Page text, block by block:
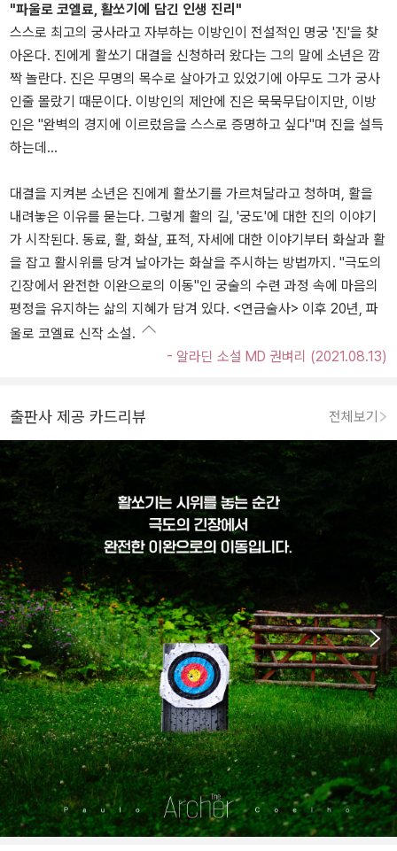
"파울로 코엘료, 활쏘기에 담긴 인생 진리"
스스로 최고의 궁사라고 자부하는 이방인이 전설적인 명궁 '진'을 찾
아온다. 진에게 활쏘기 대결을 신청하러 왔다는 그의 말에 소년은 깜
짝 놀란다. 진은 무명의 목수로 살아가고 있었기에 아무도 그가 궁사
인줄 몰랐기 때문이다. 이방인의 제안에 진은 묵묵무답이지만, 이방
인은 "완벽의 경지에 이르렀음을 스스로 증명하고 싶다"며 진을 설득
하는데…
대결을 지켜본 소년은 진에게 활쏘기를 가르쳐달라고 청하며, 활을
내려놓은 이유를 묻는다. 그렇게 활의 길, '궁도'에 대한 진의 이야기
가 시작된다. 동료, 활, 화살, 표적, 자세에 대한 이야기부터 화살과 활
을 잡고 활시위를 당겨 날아가는 화살을 주시하는 방법까지. "극도의
긴장에서 완전한 이완으로의 이동"인 궁술의 수련 과정 속에 마음의
평정을 유지하는 삶의 지혜가 담겨 있다. <연금술사> 이후 20년, 파
울로 코엘료 신작 소설.
- 알라딘 소설 MD 권벼리 (2021.08.13)
출판사 제공 카드리뷰 전체보기